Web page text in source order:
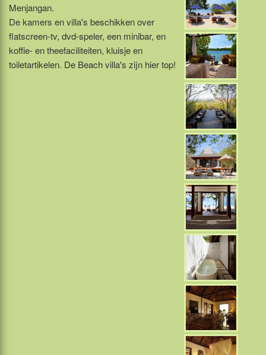
Menjangan.
De kamers en villa's beschikken over
flatscreen-tv, dvd-speler, een minibar, en
koffie- en theefaciliteiten, kluisje en
toiletartikelen. De Beach villa's zijn hier top!